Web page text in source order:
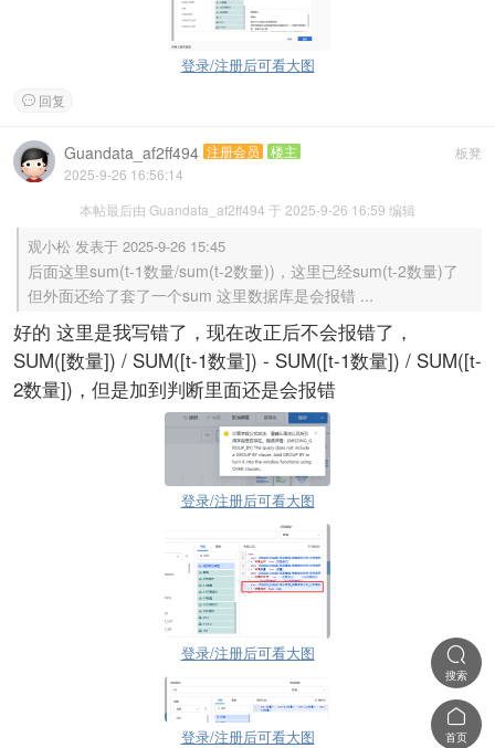
登录/注册后可看大图
 回复
板凳
Guandata_af2ff494 注册会员
楼主
2025-9-26 16:56:14
本帖最后由 Guandata_af2ff494 于 2025-9-26 16:59 编辑
观小松 发表于 2025-9-26 15:45
后面这里sum(t-1数量/sum(t-2数量))，这里已经sum(t-2数量)了
但外面还给了套了一个sum 这里数据库是会报错 ...
好的 这里是我写错了，现在改正后不会报错了，
SUM([数量]) / SUM([t-1数量]) - SUM([t-1数量]) / SUM([t-
2数量])，但是加到判断里面还是会报错
登录/注册后可看大图
登录/注册后可看大图
登录/注册后可看大图

搜索

首页